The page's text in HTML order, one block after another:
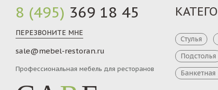
8 (495) 369 18 45
ПЕРЕЗВОНИТЕ МНЕ
sale@mebel-restoran.ru
Профессиональная мебель для ресторанов
Стулья
Подстолья